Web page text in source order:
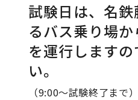
試験日は、名
るバス乗り場か
を運行します
い。
（9:00～試験終了まで）